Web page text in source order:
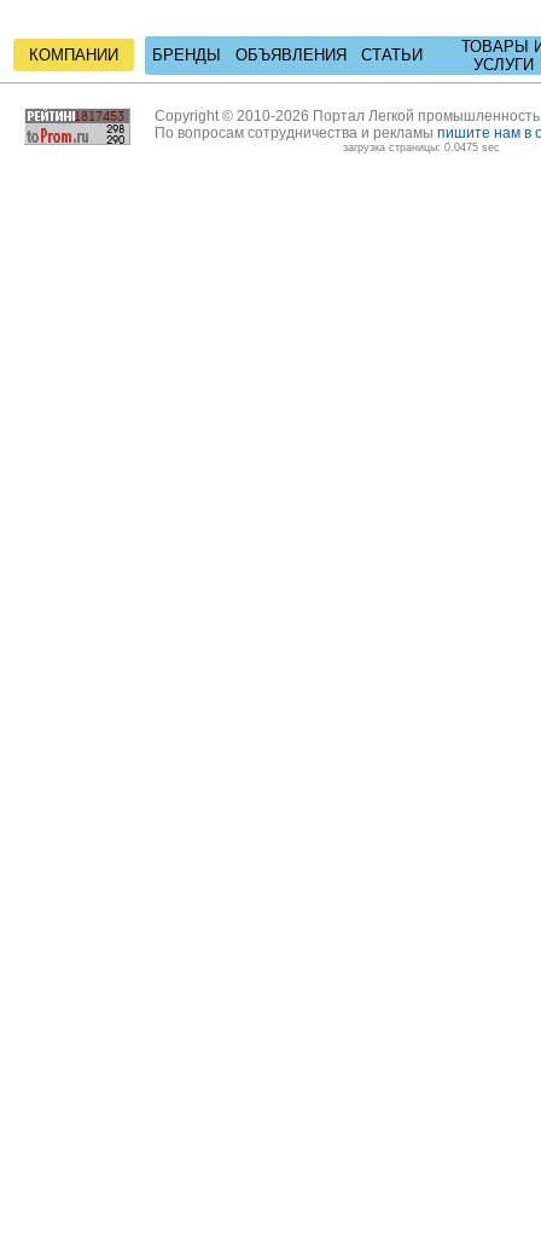
КОМПАНИИ БРЕНДЫ ОБЪЯВЛЕНИЯ СТАТЬИ
ТОВАРЫ
УСЛУГИ
Copyright © 2010-2026 Портал Легкой
По вопросам сотрудничества и рекламы пишите нам в
загрузка страницы: 0.0475 sec